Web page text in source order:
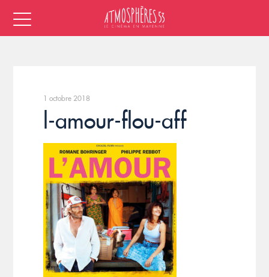
1 octobre 2018
l-amour-flou-aff